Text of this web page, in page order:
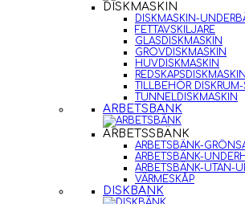
DISKMASKIN
DISKMASKIN-
FETTAVSKILJARE
GLASDISKMASKIN
GROVDISKMASKIN
HUVDISKMASKIN
REDSKAPSDISKMASKIN
TILLBEHÖR DISKRUM-
TUNNELDISKMASKIN
ARBETSBÄNK
ARBETSSBÄNK
ARBETSBÄNK-
ARBETSBÄNK-
ARBETSBÄNK-UTAN-
VÄRMESKÅP
DISKBÄNK